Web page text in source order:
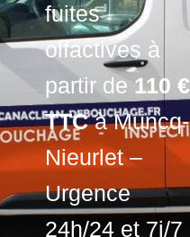
fuites
olfactives à
partir de 110 €
TTCà Muncq-
Nieurlet –
Urgence
24h/24 et 7j/7